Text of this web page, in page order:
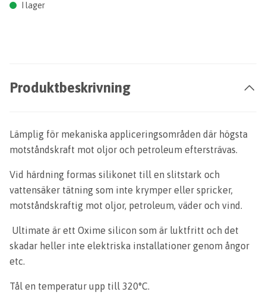
I lager
Produktbeskrivning
Lämplig för mekaniska appliceringsområden där högsta
motståndskraft mot oljor och petroleum eftersträvas.
Vid härdning formas silikonet till en slitstark och
vattensäker tätning som inte krymper eller spricker,
motståndskraftig mot oljor, petroleum, väder och vind.
Ultimate är ett Oxime silicon som är luktfritt och det
skadar heller inte elektriska installationer genom ångor
etc.
Tål en temperatur upp till 320°C.